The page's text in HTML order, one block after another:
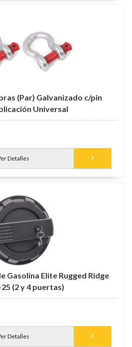
(Par) Galvanizado c/pin
Universal
Detalles
Gasolina Elite Rugged Ridge
(2 y 4 puertas)
Detalles